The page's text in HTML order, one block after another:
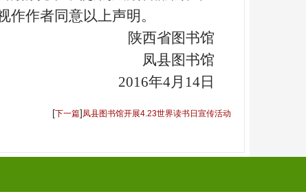
作者同意以上声明。
陕西省图书馆
凤县图书馆
2016年4月14日
[下一篇]凤县图书馆开展4.23世界读书日宣传活动